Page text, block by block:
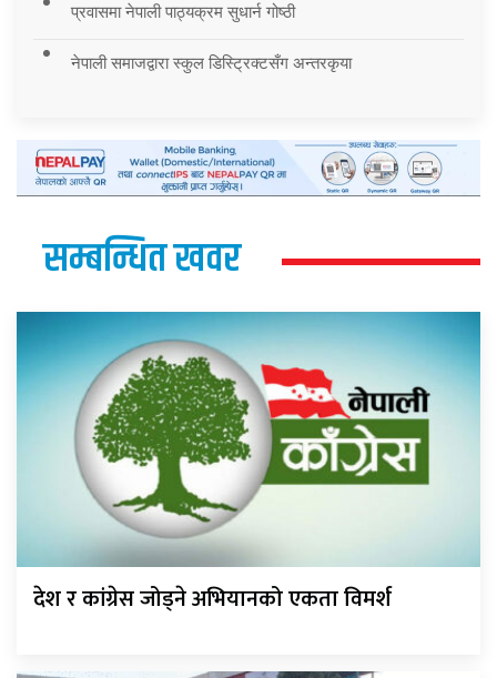
प्रवासमा नेपाली पाठ्यक्रम सुधार्न गोष्ठी
नेपाली समाजद्वारा स्कुल डिस्ट्रिक्टसँग अन्तरकृया
सम्बन्धित खवर
देश र कांग्रेस जोड्ने अभियानको एकता विमर्श